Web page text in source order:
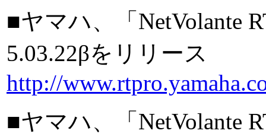
■ヤマハ、「NetVolante
5.03.22βをリリース
http://
■ヤマハ、「NetVolante